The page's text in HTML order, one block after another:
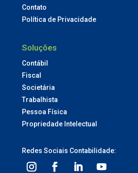
Contato
Política de Privacidade
Soluções
Contábil
Fiscal
Societária
Trabalhista
Pessoa Física
Propriedade Intelectual
Redes Sociais Contabilidade: